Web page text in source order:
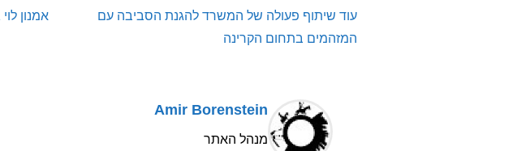
נוספים
עוד שיתוף פעולה של המשרד להגנת הסביבה עם
המזהמים בתחום הקרינה
Amir Borenstein
מנהל האתר